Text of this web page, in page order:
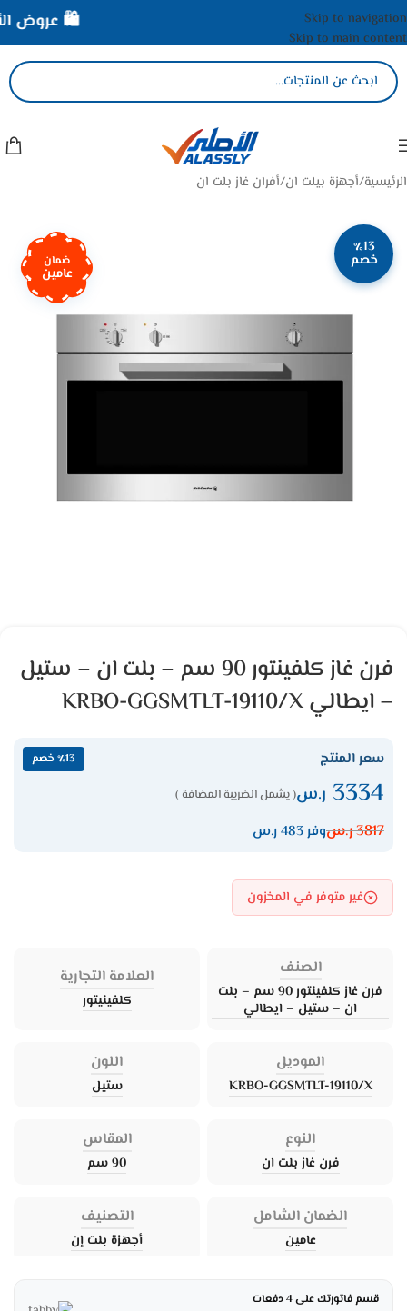
Skip to navigation
Skip to main content
الرئيسية/أجهزة بيلت ان/أفران غاز بلت ان
٪13
خصم ضمان
عامين
فرن غاز كلفينتور 90 سم – بلت ان – ستيل
– ايطالي KRBO-GGSMTLT-19110/X
سعر المنتج ٪13 خصم
3334 ر.س( يشمل الضريبة المضافة )
3817ر.سوفر 483 ر.س
غير متوفر في المخزون
الصنف
فرن غاز كلفينتور 90 سم – بلت
ان – ستيل – ايطالي
العلامة التجارية
كلفينيتور
الموديل
KRBO-GGSMTLT-19110/X
اللون
ستيل
النوع
فرن غاز بلت ان
المقاس
90 سم
الضمان الشامل
عامين
التصنيف
أجهزة بلت إن
قسم فاتورتك على 4 دفعات
🛍️ عروض